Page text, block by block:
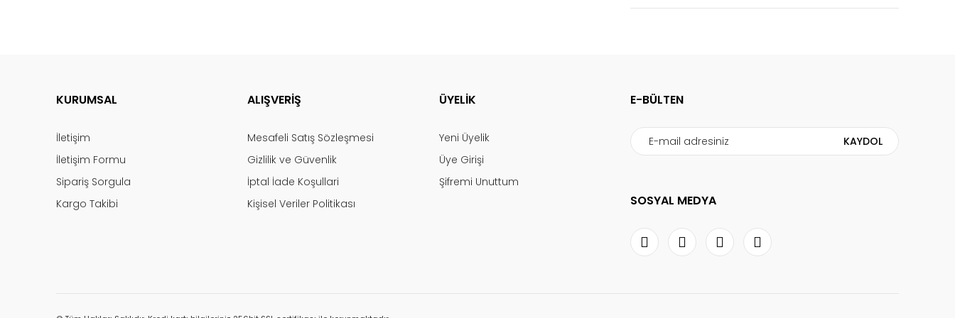
KURUMSAL
İletişim
İletişim Formu
Sipariş Sorgula
Kargo Takibi
ALIŞVERİŞ
Mesafeli Satış Sözleşmesi
Gizlilik ve Güvenlik
İptal İade Koşullari
Kişisel Veriler Politikası
ÜYELİK
Yeni Üyelik
Üye Girişi
Şifremi Unuttum
E-BÜLTEN
KAYDOL
SOSYAL MEDYA